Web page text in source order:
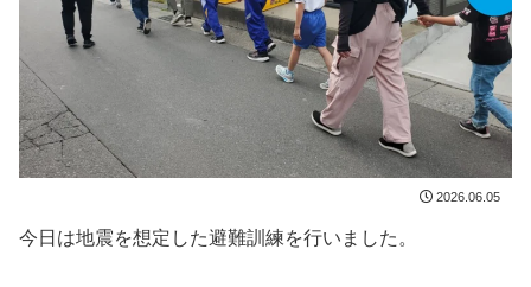
2026.06.05
今日は地震を想定した避難訓練を行いました。